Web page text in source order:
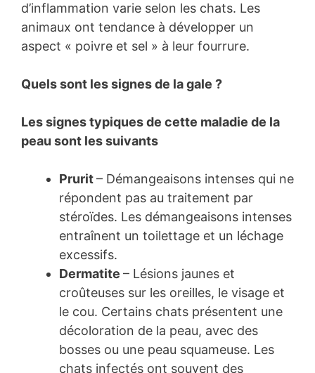
d’inflammation varie selon les chats. Les
animaux ont tendance à développer un
aspect « poivre et sel » à leur fourrure.
Quels sont les signes de la gale ?
Les signes typiques de cette maladie de la
peau sont les suivants
Prurit– Démangeaisons intenses qui ne
répondent pas au traitement par
stéroïdes. Les démangeaisons intenses
entraînent un toilettage et un léchage
excessifs.
Dermatite – Lésions jaunes et
croûteuses sur les oreilles, le visage et
le cou. Certains chats présentent une
décoloration de la peau, avec des
bosses ou une peau squameuse. Les
chats infectés ont souvent des